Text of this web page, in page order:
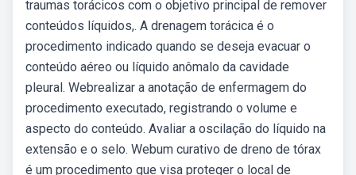
traumas torácicos com o objetivo principal de remover
conteúdos líquidos,. A drenagem torácica é o
procedimento indicado quando se deseja evacuar o
conteúdo aéreo ou líquido anômalo da cavidade
pleural. Webrealizar a anotação de enfermagem do
procedimento executado, registrando o volume e
aspecto do conteúdo. Avaliar a oscilação do líquido na
extensão e o selo. Webum curativo de dreno de tórax
é um procedimento que visa proteger o local de